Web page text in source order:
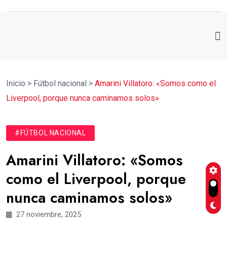
Inicio > Fútbol nacional > Amarini Villatoro: «Somos como el
Liverpool, porque nunca caminamos solos»
#FÚTBOL NACIONAL
Amarini Villatoro: «Somos
como el Liverpool, porque
nunca caminamos solos»
27 noviembre, 2025